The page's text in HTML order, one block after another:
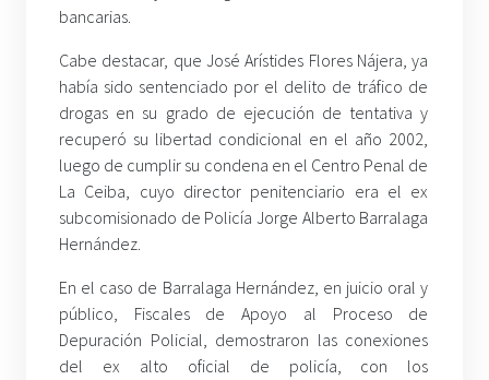
bancarias.
Cabe destacar, que José Arístides Flores Nájera, ya
había sido sentenciado por el delito de tráfico de
drogas en su grado de ejecución de tentativa y
recuperó su libertad condicional en el año 2002,
luego de cumplir su condena en el Centro Penal de
La Ceiba, cuyo director penitenciario era el ex
subcomisionado de Policía Jorge Alberto Barralaga
Hernández.
En el caso de Barralaga Hernández, en juicio oral y
público, Fiscales de Apoyo al Proceso de
Depuración Policial, demostraron las conexiones
del ex alto oficial de policía, con los